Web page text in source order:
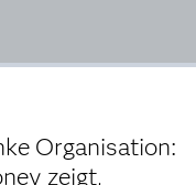
Organisation:
zeigt,